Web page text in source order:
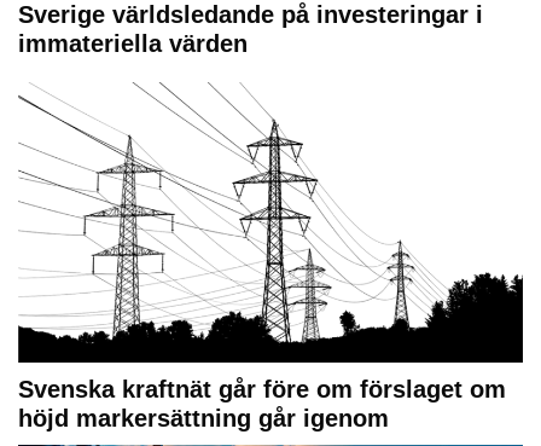
Sverige världsledande på investeringar i
immateriella värden
Svenska kraftnät går före om förslaget om
höjd markersättning går igenom